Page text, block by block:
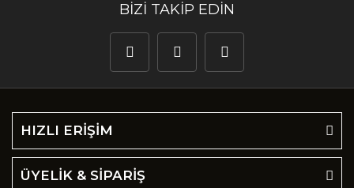
BİZİ TAKİP EDİN
HIZLI ERİŞİM
ÜYELİK & SİPARİŞ